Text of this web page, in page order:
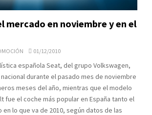
mercado en noviembre y en el
01/12/2010
española Seat, del grupo Volkswagen,
durante el pasado mes de noviembre
meses del año, mientras que el modelo
fue el coche más popular en España tanto el
en lo que va de 2010, según datos de las